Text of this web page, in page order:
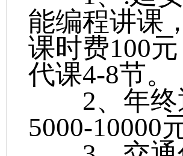
能编程讲课
课时费100
代课4-8节。
2、年终
5000-10000